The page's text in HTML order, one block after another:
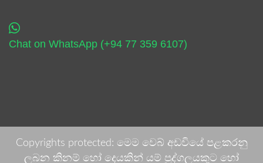
Chat on WhatsApp (+94 77 359 6107)
Copyrights protected: මෙම වෙබ් අඩවියේ පළකරනු
ලබන කිනම් හෝ දෙයකින් යම් පුද්ගලයකුට හෝ